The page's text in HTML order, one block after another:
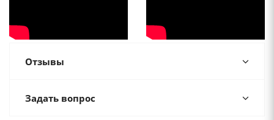
Отзывы
Задать вопрос